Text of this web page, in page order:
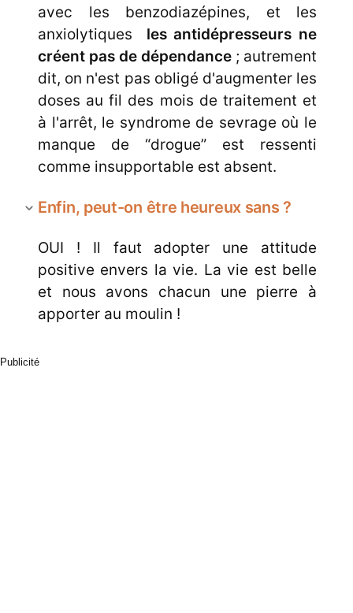
avec les benzodiazépines, et les
anxiolytiques les antidépresseurs ne
créent pas de dépendance ; autrement
dit, on n'est pas obligé d'augmenter les
doses au fil des mois de traitement et
à l'arrêt, le syndrome de sevrage où le
manque de “drogue” est ressenti
comme insupportable est absent.
Enfin, peut-on être heureux sans ?
OUI ! Il faut adopter une attitude
positive envers la vie. La vie est belle
et nous avons chacun une pierre à
apporter au moulin !
Publicité